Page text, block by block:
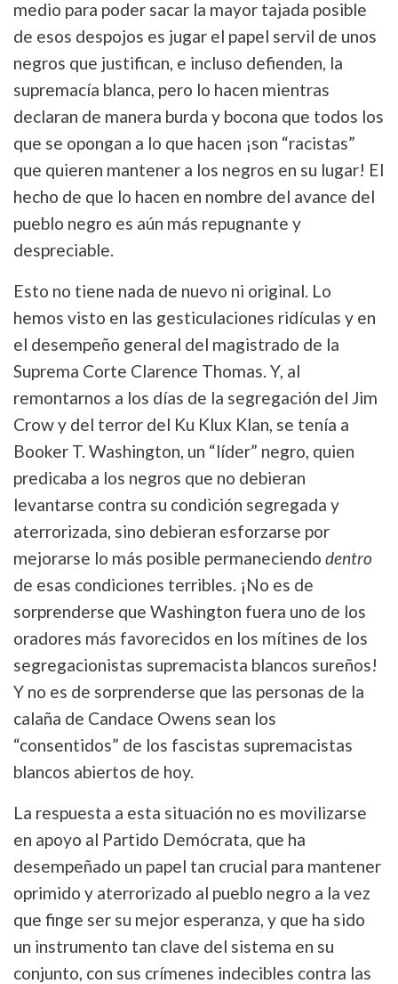
medio para poder sacar la mayor tajada posible
de esos despojos es jugar el papel servil de unos
negros que justifican, e incluso defienden, la
supremacía blanca, pero lo hacen mientras
declaran de manera burda y bocona que todos los
que se opongan a lo que hacen ¡son “racistas”
que quieren mantener a los negros en su lugar! El
hecho de que lo hacen en nombre del avance del
pueblo negro es aún más repugnante y
despreciable.
Esto no tiene nada de nuevo ni original. Lo
hemos visto en las gesticulaciones ridículas y en
el desempeño general del magistrado de la
Suprema Corte Clarence Thomas. Y, al
remontarnos a los días de la segregación del Jim
Crow y del terror del Ku Klux Klan, se tenía a
Booker T. Washington, un “líder” negro, quien
predicaba a los negros que no debieran
levantarse contra su condición segregada y
aterrorizada, sino debieran esforzarse por
mejorarse lo más posible permaneciendo dentro
de esas condiciones terribles. ¡No es de
sorprenderse que Washington fuera uno de los
oradores más favorecidos en los mítines de los
segregacionistas supremacista blancos sureños!
Y no es de sorprenderse que las personas de la
calaña de Candace Owens sean los
“consentidos” de los fascistas supremacistas
blancos abiertos de hoy.
La respuesta a esta situación no es movilizarse
en apoyo al Partido Demócrata, que ha
desempeñado un papel tan crucial para mantener
oprimido y aterrorizado al pueblo negro a la vez
que finge ser su mejor esperanza, y que ha sido
un instrumento tan clave del sistema en su
conjunto, con sus crímenes indecibles contra las